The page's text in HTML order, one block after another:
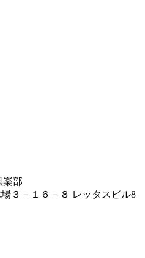
楽部
３－１６－８ レッタスビル8